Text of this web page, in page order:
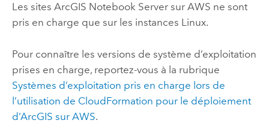
Les sites ArcGIS Notebook Serversur AWS ne sont
pris en charge que sur les instances Linux.
Pour connaître les versions de système d’exploitation
prises en charge, reportez-vous à la rubrique
Systèmes d’exploitation pris en charge lors de
l’utilisation de CloudFormation pour le déploiement
d’ArcGIS sur AWS.